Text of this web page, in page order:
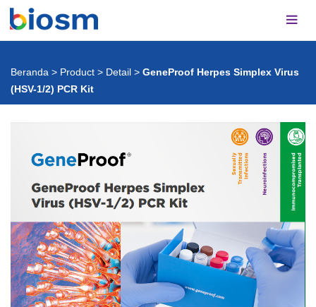
Beranda > Product > Detail > GeneProof Herpes Simplex Virus
(HSV-1/2) PCR Kit